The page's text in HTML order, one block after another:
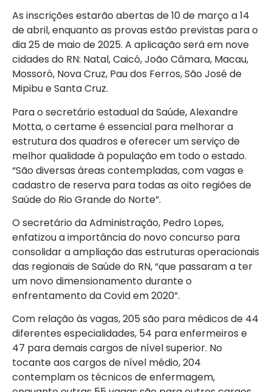
As inscrições estarão abertas de 10 de março a 14
de abril, enquanto as provas estão previstas para o
dia 25 de maio de 2025. A aplicação será em nove
cidades do RN: Natal, Caicó, João Câmara, Macau,
Mossoró, Nova Cruz, Pau dos Ferros, São José de
Mipibu e Santa Cruz.
Para o secretário estadual da Saúde, Alexandre
Motta, o certame é essencial para melhorar a
estrutura dos quadros e oferecer um serviço de
melhor qualidade à população em todo o estado.
“São diversas áreas contempladas, com vagas e
cadastro de reserva para todas as oito regiões de
Saúde do Rio Grande do Norte”.
O secretário da Administração, Pedro Lopes,
enfatizou a importância do novo concurso para
consolidar a ampliação das estruturas operacionais
das regionais de Saúde do RN, “que passaram a ter
um novo dimensionamento durante o
enfrentamento da Covid em 2020”.
Com relação às vagas, 205 são para médicos de 44
diferentes especialidades, 54 para enfermeiros e
47 para demais cargos de nível superior. No
tocante aos cargos de nível médio, 204
contemplam os técnicos de enfermagem,